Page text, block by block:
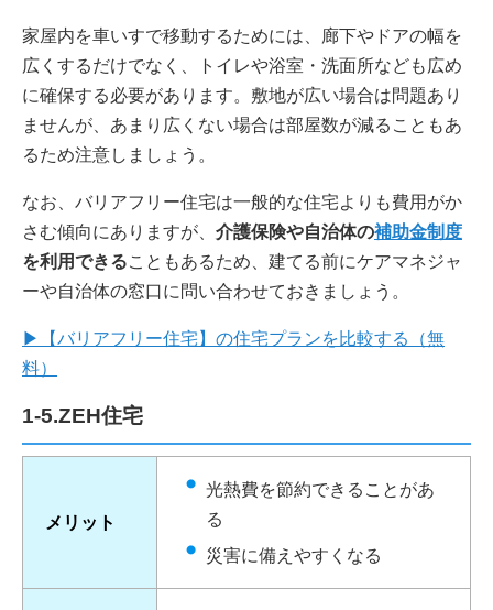
家屋内を車いすで移動するためには、廊下やドアの幅を
広くするだけでなく、トイレや浴室・洗面所なども広め
に確保する必要があります。敷地が広い場合は問題あり
ませんが、あまり広くない場合は部屋数が減ることもあ
るため注意しましょう。
なお、バリアフリー住宅は一般的な住宅よりも費用がか
さむ傾向にありますが、 介護保険や自治体の補助金制度
を利用できることもあるため、建てる前にケアマネジャ
ーや自治体の窓口に問い合わせておきましょう。
▶【バリアフリー住宅】の住宅プランを比較する（無
料）
1-5.ZEH住宅
メリット
光熱費を節約できることがあ
る
災害に備えやすくなる